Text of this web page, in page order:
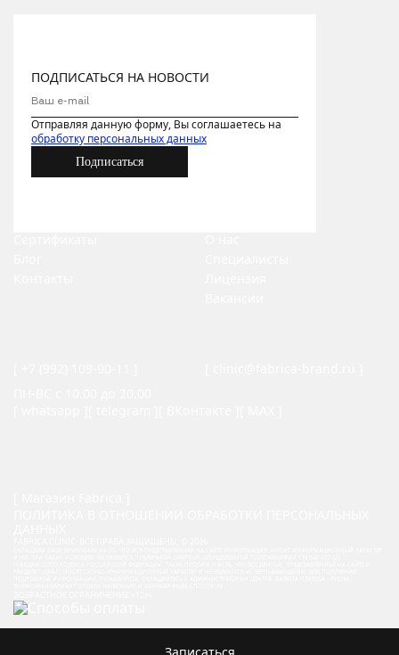
Записаться
ПОДПИСАТЬСЯ НА НОВОСТИ
Отправляя данную форму, Вы соглашаетесь на
обработку персональных данных
Подписаться